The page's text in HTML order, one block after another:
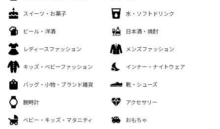
スイーツ・お菓子 水・ソフトドリンク
ビール・洋酒 日本酒・焼酎
レディースファッション メンズファッション
キッズ・ベビーファッション インナー・ナイトウェア
バッグ・小物・ブランド雑貨 靴・シューズ
腕時計 アクセサリー
ベビー・キッズ・マタニティ おもちゃ